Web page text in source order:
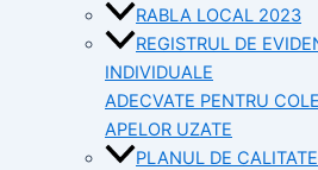
RABLA LOCAL 2023
REGISTRUL DE
INDIVIDUALE
ADECVATE PENTRU
APELOR UZATE
PLANUL DE